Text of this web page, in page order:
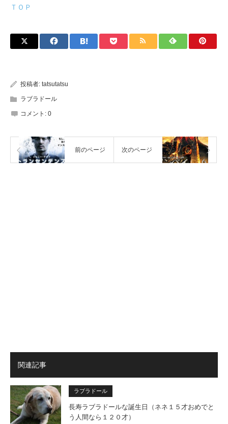
ＴＯＰ
投稿者: tatsutatsu
ラブラドール
コメント: 0
前のページ 次のページ
関連記事
ラブラドール
長寿ラブラドールな誕生日（ネネ１５才おめでと
う人間なら１２０才）